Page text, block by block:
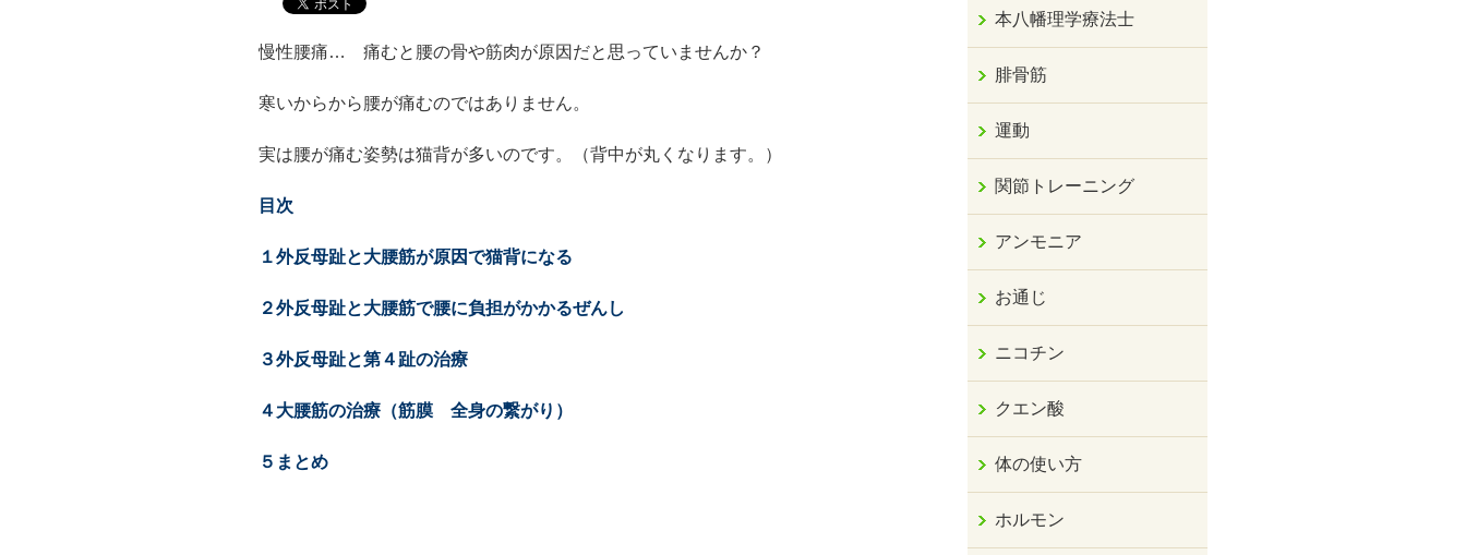
慢性腰痛… 痛むと腰の骨や筋肉が原因だと思っていませんか？
寒いからから腰が痛むのではありません。
実は腰が痛む姿勢は猫背が多いのです。（背中が丸くなります。）
目次
１外反母趾と大腰筋が原因で猫背になる
２外反母趾と大腰筋で腰に負担がかかるぜんし
３外反母趾と第４趾の治療
４大腰筋の治療（筋膜 全身の繋がり）
５まとめ
本八幡理学療法士
腓骨筋
運動
関節トレーニング
アンモニア
お通じ
ニコチン
クエン酸
体の使い方
ホルモン